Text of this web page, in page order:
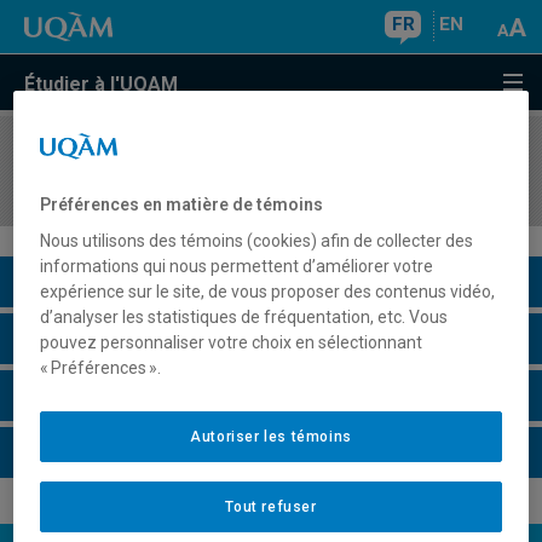
FR EN
Étudier à l'UQAM
COURS//
Description du cours
Horaire - Été 2026
Préférences en matière de témoins
Nous utilisons des témoins (cookies) afin de collecter des
informations qui nous permettent d’améliorer votre
expérience sur le site, de vous proposer des contenus vidéo,
d’analyser les statistiques de fréquentation, etc. Vous
pouvez personnaliser votre choix en sélectionnant
« Préférences ».
Tout refuser
Autoriser les témoins